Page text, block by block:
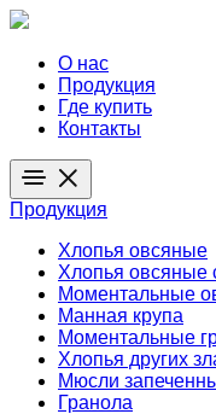
О нас
Продукция
Где купить
Контакты
Продукция
Хлопья овсяные
Хлопья овсяные
Моментальные
Манная крупа
Моментальные
Хлопья других
Мюсли
Гранола